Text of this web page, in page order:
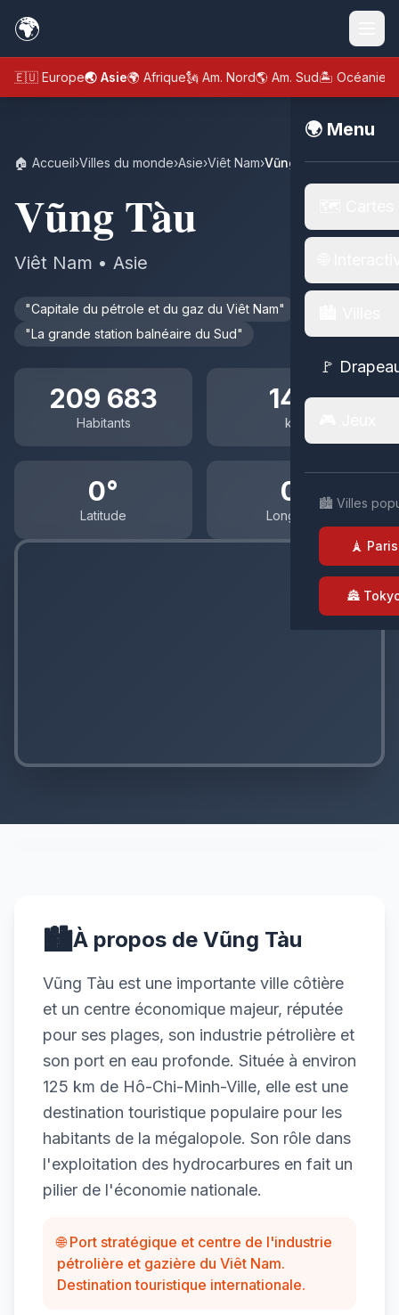
🌍
🇪🇺 Europe🌏 Asie🌍 Afrique🗽 Am. Nord🌎 Am. Sud🏝️ Océanie
🌍 Menu
🚩
🏙️ Villes
🗼 Paris
🏯
🏠 Accueil›Villes du monde›Asie›Viêt Nam›Vũng Tàu
Vũng Tàu
Viêt Nam • Asie
"Capitale du pétrole et du gaz du Viêt Nam"
"La grande station balnéaire du Sud"
209 683
Habitants
141.1
km²
0°
Latitude
0°
Longitude
🏙️À propos de Vũng Tàu
Vũng Tàu est une importante ville côtière
et un centre économique majeur, réputée
pour ses plages, son industrie pétrolière et
son port en eau profonde. Située à environ
125 km de Hô-Chi-Minh-Ville, elle est une
destination touristique populaire pour les
habitants de la mégalopole. Son rôle dans
l'exploitation des hydrocarbures en fait un
pilier de l'économie nationale.
🌐 Port stratégique et centre de l'industrie
pétrolière et gazière du Viêt Nam.
Destination touristique internationale.